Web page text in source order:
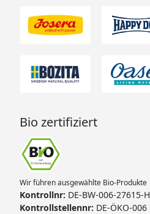
Bio zertifiziert
Wir führen ausgewählte Bio-Produkte
Kontrollnr: DE-BW-006-27615-H
Kontrollstellennr: DE-ÖKO-006